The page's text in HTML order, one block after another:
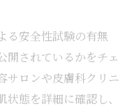
る安全性試験の有無
開されているかをチェ
サロンや皮膚科クリニ
態を詳細に確認し、